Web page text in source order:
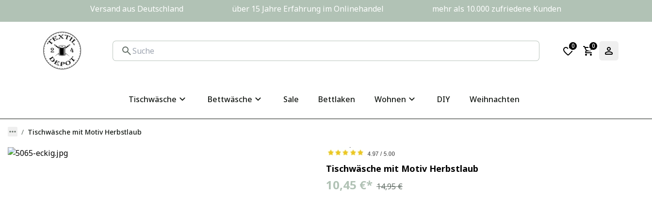
Versand aus Deutschland                         über 15 Jahre Erfahrung im Onlinehandel                         mehr als 10.000 zufriedene Kunden
0 0
Tischwäsche Bettwäsche Sale Bettlaken Wohnen DIY Weihnachten
Tischwäsche mit Motiv Herbstlaub
Tischwäsche mit Motiv Herbstlaub
10,45 €* 14,95 €